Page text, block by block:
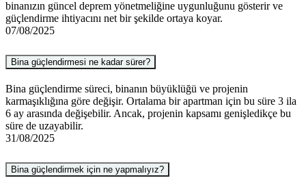
binanızın güncel deprem yönetmeliğine uygunluğunu gösterir ve
güçlendirme ihtiyacını net bir şekilde ortaya koyar.
07/08/2025
Bina güçlendirmesi ne kadar sürer?
Bina güçlendirme süreci, binanın büyüklüğü ve projenin
karmaşıklığına göre değişir. Ortalama bir apartman için bu süre 3 ila
6 ay arasında değişebilir. Ancak, projenin kapsamı genişledikçe bu
süre de uzayabilir.
31/08/2025
Bina güçlendirmek için ne yapmalıyız?